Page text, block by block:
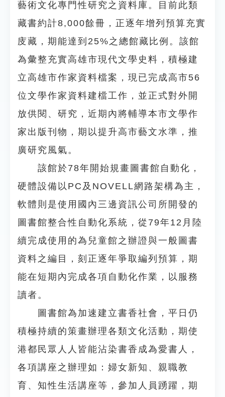
藝術文化專門性研究之資料庫。目前此類
藏書約計8,000餘冊，正逐年增列預算充實
庋藏，期能達到25%之總館藏比例。該館
為彙整充實高雄市現代文學史料，積極建
立高雄市作家資料檔案，現已完成高市56
位文學作家資料建檔工作，並正式對外開
放供閱、研究，近期內將輔導本市文學作
家出版刊物，期以提升高市藝文水準，推
廣研究風氣。
該館於78年開始規畫圖書館自動化，
硬體設備以PC及NOVELL網路架構為主，
軟體則是使用國內三邊資訊公司所開發的
圖書館整合性自動化系統，從79年12月陸
續完成使用的為兒童館之辦證與一般圖書
資料之編目，刻正逐年爭取編列預算，期
能在短期內完成各項自動化作業，以服務
讀者。
圖書館為加速建立書香社會，平日仍
積極持續的策畫辦理各類文化活動，期使
港都民眾人人皆能沾染書香成為愛書人，
各項講座之辦理如：婦女新知、親職教
育、知性生活講座等，參加人員踴躍，期